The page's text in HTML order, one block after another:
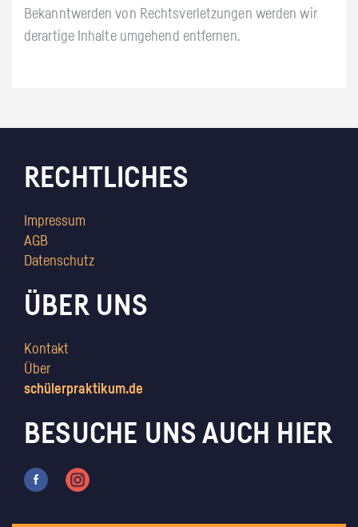
Bekanntwerden von Rechtsverletzungen werden wir
derartige Inhalte umgehend entfernen.
RECHTLICHES
Impressum
AGB
Datenschutz
ÜBER UNS
Kontakt
Über
schülerpraktikum.de
BESUCHE UNS AUCH HIER